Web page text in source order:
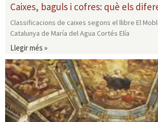
Caixes, baguls i cofres: què els
Classificacions de caixes segons el llibre El
Catalunya de María del Agua Cortés Elía
Llegir més »